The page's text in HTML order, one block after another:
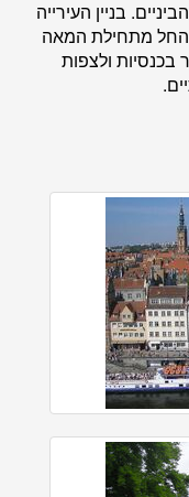
בניין העירייה
נבנו החל מתחילת המאה
בכנסיות ולצפות